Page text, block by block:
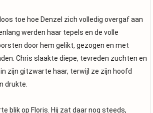
toe hoe Denzel zich volledig overgaf aan
werden haar tepels en de volle
door hem gelikt, gezogen en met
Chris slaakte diepe, tevreden zuchten en
zijn gitzwarte haar, terwijl ze zijn hoofd
drukte.
blik op Floris. Hij zat daar nog steeds,